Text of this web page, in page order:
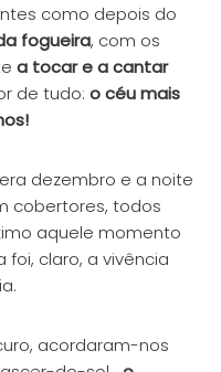
como depois do
fogueira, com os
a tocar e a cantar
de tudo: o céu mais
dezembro e a noite
cobertores, todos
aquele momento
claro, a vivência
acordaram-nos